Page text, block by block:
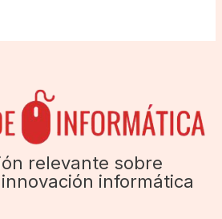
relevante sobre
informática